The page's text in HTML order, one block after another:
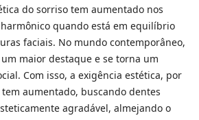
do sorriso tem aumentado nos
quando está em equilíbrio
faciais. No mundo contemporâneo,
maior destaque e se torna um
Com isso, a exigência estética, por
aumentado, buscando dentes
agradável, almejando o